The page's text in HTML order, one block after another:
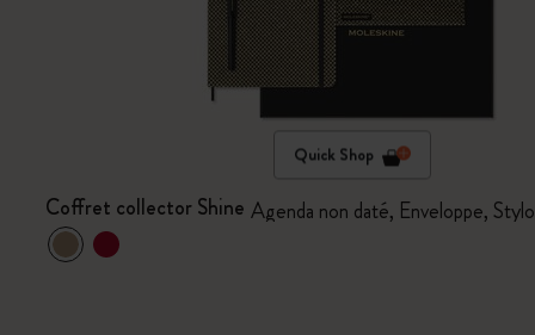
Quick Shop
Coffret collector Shine Agenda non daté, Enveloppe,